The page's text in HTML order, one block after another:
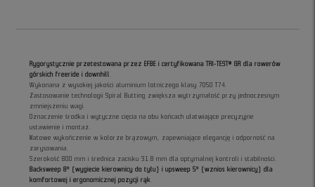
Rygorystycznie przetestowana przez EFBE i certyfikowana TRI-TEST® GR dla rowerów
górskich freeride i downhill.
Wykonana z wysokiej jakości aluminium lotniczego klasy 7050 T74.
Zastosowanie technologii Spiral Butting zwiększa wytrzymałość przy jednoczesnym
zmniejszeniu wagi.
Oznaczenie środka i wytyczne cięcia na obu końcach ułatwiające precyzyjne
ustawienie i montaż.
Matowe wykończenie w kolorze brązowym, zapewniające elegancję i odporność na
zarysowania.
Szerokość 800 mm i średnica zacisku 31.8 mm dla optymalnej kontroli i stabilności.
Backsweep 8° (wygiecie kierownicy do tyłu) i upsweep 5° (wznios kierownicy) dla
komfortowej i ergonomicznej pozycji rąk.